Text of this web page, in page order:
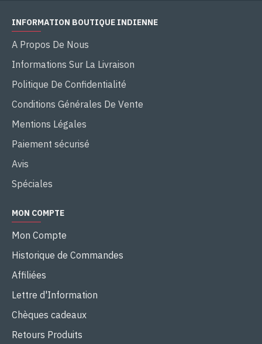
INFORMATION BOUTIQUE INDIENNE
A Propos De Nous
Informations Sur La Livraison
Politique De Confidentialité
Conditions Générales De Vente
Mentions Légales
Paiement sécurisé
Avis
Spéciales
MON COMPTE
Mon Compte
Historique de Commandes
Affiliées
Lettre d'Information
Chèques cadeaux
Retours Produits